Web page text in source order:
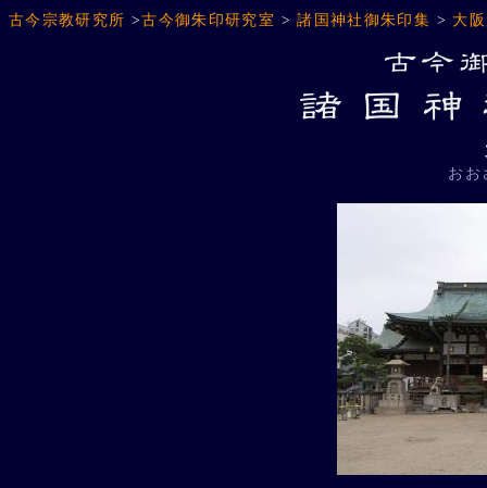
古今宗教研究所 >古今御朱印研究室 >諸国神社御朱印集 > 大
おお